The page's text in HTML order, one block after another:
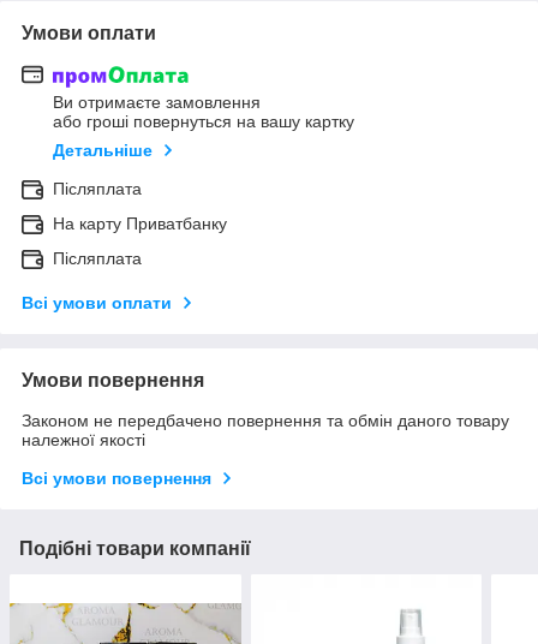
Умови оплати
Ви отримаєте замовлення
або гроші повернуться на вашу картку
Детальніше
Післяплата
На карту Приватбанку
Післяплата
Всі умови оплати
Умови повернення
Законом не передбачено повернення та обмін даного товару
належної якості
Всі умови повернення
Подібні товари компанії